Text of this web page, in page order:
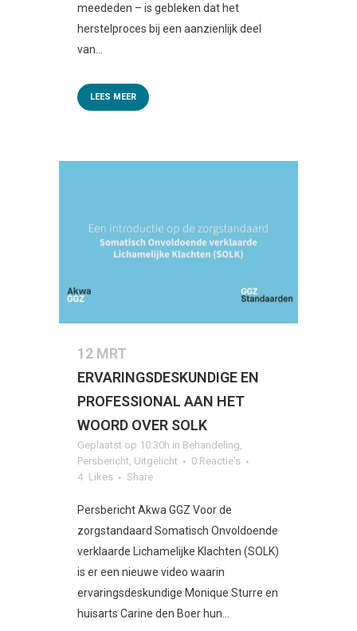
meededen – is gebleken dat het
herstelproces bij een aanzienlijk deel
van...
LEES MEER
12 MRT
ERVARINGSDESKUNDIGE EN
PROFESSIONAL AAN HET
WOORD OVER SOLK
Geplaatst op 10:30h in Behandeling,
Persbericht, Uitgelicht
0 Reactie's
4 Likes Share
Persbericht Akwa GGZ Voor de
zorgstandaard Somatisch Onvoldoende
verklaarde Lichamelijke Klachten (SOLK)
is er een nieuwe video waarin
ervaringsdeskundige Monique Sturre en
huisarts Carine den Boer hun...